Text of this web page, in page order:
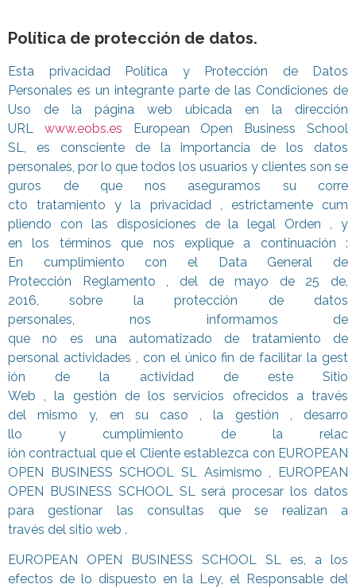
Política de protección de datos.
Esta privacidad Política y Protección de Datos
Personales es un integrante parte de las Condiciones de
Uso de la página web ubicada en la dirección
URL www.eobs.es European Open Business School
SL, es consciente de la importancia de los datos
personales, por lo que todos los usuarios y clientes son se
guros de que nos aseguramos su corre
cto tratamiento y la privacidad , estrictamente cum
pliendo con las disposiciones de la legal Orden , y
en los términos que nos explique a continuación :
En cumplimiento con el Data General de
Protección Reglamento , del de mayo de 25 de,
2016, sobre la protección de datos
personales, nos informamos de
que no es una automatizado de tratamiento de
personal actividades , con el único fin de facilitar la gest
ión de la actividad de este Sitio
Web , la gestión de los servicios ofrecidos a través
del mismo y, en su caso , la gestión , desarro
llo y cumplimiento de la relac
ión contractual que el Clienteestablezca con EUROPEAN
OPEN BUSINESS SCHOOL SL Asimismo , EUROPEAN
OPEN BUSINESS SCHOOL SL será procesar los datos
para gestionar las consultas que se realizan a
través del sitio web .
EUROPEAN OPEN BUSINESS SCHOOL SL es, a los
efectos de lo dispuesto en la Ley, el Responsable del